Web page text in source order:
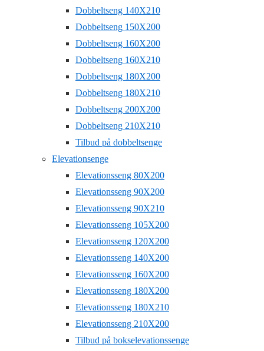
Dobbeltseng 140X210
Dobbeltseng 150X200
Dobbeltseng 160X200
Dobbeltseng 160X210
Dobbeltseng 180X200
Dobbeltseng 180X210
Dobbeltseng 200X200
Dobbeltseng 210X210
Tilbud på dobbeltsenge
Elevationsenge
Elevationsseng 80X200
Elevationsseng 90X200
Elevationsseng 90X210
Elevationsseng 105X200
Elevationsseng 120X200
Elevationsseng 140X200
Elevationsseng 160X200
Elevationsseng 180X200
Elevationsseng 180X210
Elevationsseng 210X200
Tilbud på bokselevationssenge